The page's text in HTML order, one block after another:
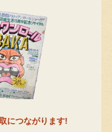
につながります!